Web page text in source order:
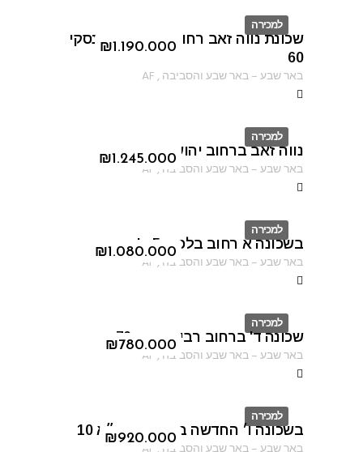
למכירה
ID
₪1.190.000
שכונת נווה זאב רחוב יוהנה זבוטינסקי
60
באר שבע–באר שבע והסביבה ,
AF
למכירה
ID
₪1.245.000
נווה זאב ברחוב יהושוע יבין
באר שבע–באר שבע והסביבה ,
AF
למכירה
ID
₪1.080.000
בשכונה א רחוב בלפור 5 א'
באר שבע–באר שבע והסביבה ,
AF
למכירה
ID
₪780.000
שכונה ד' ברחוב רבי עקיבא 70
באר שבע–באר שבע והסביבה ,
AF
למכירה
ID
₪920.000
בשכונה ו׳ החדשה ברחוב הרמ״א 10